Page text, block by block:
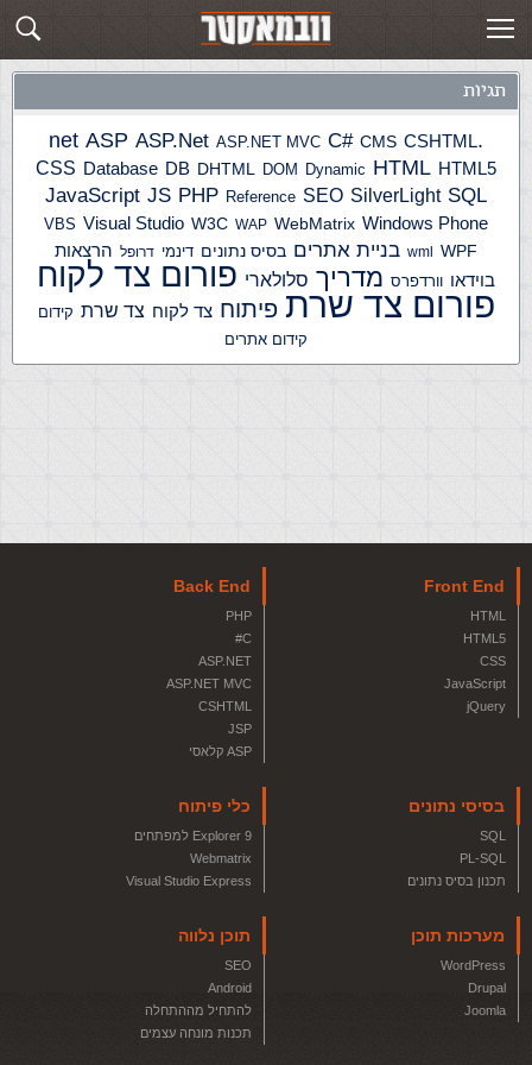
תגית: automate פוסטים חדשים
תגיות
.net
ASP ASP.Net ASP.NET MVC C# CMS CSHTML
CSS Database DB DHTML DOM Dynamic HTML HTML5
JavaScript JS PHP Reference SEO SilverLight SQL
VBS Visual Studio W3C WAP WebMatrix Windows Phone
wml WPF בניית אתרים בסיס נתונים דינמי דרופל הרצאות
בוידאו וורדפרס מדריך סלולארי פורום צד לקוח
פורום צד שרת פיתוח צד לקוח צד שרת קידום
קידום אתרים
Front End
HTML
HTML5
CSS
JavaScript
jQuery
Back End
PHP
C#
ASP.NET
ASP.NET MVC
CSHTML
JSP
ASP קלאסי
בסיסי נתונים
SQL
PL-SQL
תכנון בסיס נתונים
כלי פיתוח
Explorer 9 למפתחים
Webmatrix
Visual Studio Express
מערכות תוכן
WordPress
Drupal
Joomla
תוכן נלווה
SEO
Android
להתחיל מההתחלה
תכנות מונחה עצמים